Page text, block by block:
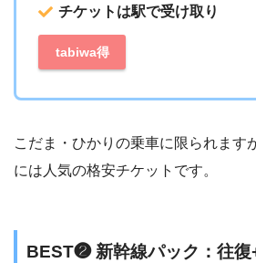
チケットは駅で受け取り
tabiwa得
こだま・ひかりの乗車に限られます
には人気の格安チケットです。
BEST❷ 新幹線パック：往復